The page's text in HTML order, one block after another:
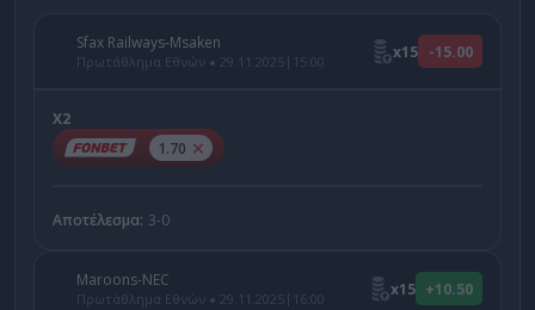
Sfax Railways-Msaken
Πρωτάθλημα Εθνών 29.11.2025 | 15:00 x15 -15.00
X2
1.70
Αποτέλεσμα: 3-0
Maroons-NEC
Πρωτάθλημα Εθνών 29.11.2025 | 16:00 x15 +10.50